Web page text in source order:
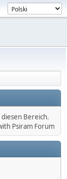
Bereich.
Psiram Forum